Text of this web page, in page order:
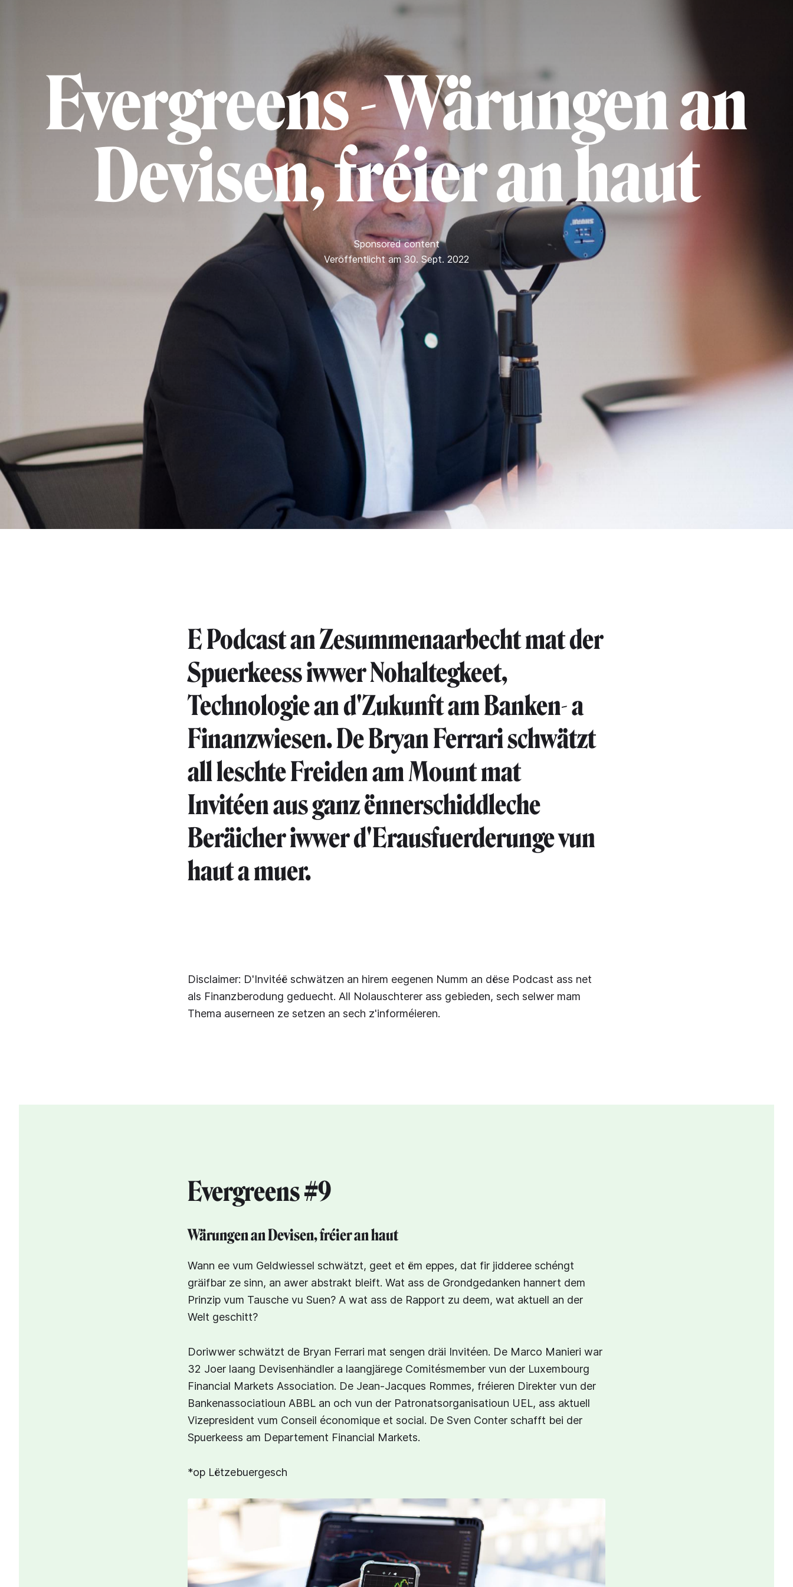
Evergreens - Wärungen an
Devisen, fréier an haut
Sponsored content
Veröffentlicht am 30. Sept. 2022
E Podcast an Zesummenaarbecht mat der
Spuerkeess iwwer Nohaltegkeet,
Technologie an d'Zukunft am Banken- a
Finanzwiesen. De Bryan Ferrari schwätzt
all leschte Freiden am Mount mat
Invitéen aus ganz ënnerschiddleche
Beräicher iwwer d'Erausfuerderunge vun
haut a muer.⁣
Disclaimer: D'Invitéë schwätzen an hirem eegenen Numm an dëse Podcast ass net
als Finanzberodung geduecht. All Nolauschterer ass gebieden, sech selwer mam
Thema auserneen ze setzen an sech z'informéieren.
Evergreens #9
Wärungen an Devisen, fréier an haut
Wann ee vum Geldwiessel schwätzt, geet et ëm eppes, dat fir jidderee schéngt
gräifbar ze sinn, an awer abstrakt bleift. Wat ass de Grondgedanken hannert dem
Prinzip vum Tausche vu Suen? A wat ass de Rapport zu deem, wat aktuell an der
Welt geschitt?
Doriwwer schwätzt de Bryan Ferrari mat sengen dräi Invitéen. De Marco Manieri war
32 Joer laang Devisenhändler a laangjärege Comitésmember vun der Luxembourg
Financial Markets Association. De Jean-Jacques Rommes, fréieren Direkter vun der
Bankenassociatioun ABBL an och vun der Patronatsorganisatioun UEL, ass aktuell
Vizepresident vum Conseil économique et social. De Sven Conter schafft bei der
Spuerkeess am Departement Financial Markets.
*op Lëtzebuergesch